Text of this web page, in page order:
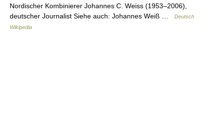
Nordischer Kombinierer Johannes C. Weiss (1953–2006),
deutscher Journalist Siehe auch: Johannes Weiß …
Deutsch
Wikipedia